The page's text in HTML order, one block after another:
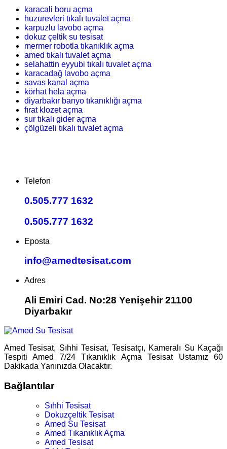
karacali boru açma
huzurevleri tıkalı tuvalet açma
karpuzlu lavobo açma
dokuz çeltik su tesisat
mermer robotla tıkanıklık açma
amed tıkalı tuvalet açma
selahattin eyyubi tıkalı tuvalet açma
karacadağ lavobo açma
savas kanal açma
körhat hela açma
diyarbakır banyo tıkanıklığı açma
fırat klozet açma
sur tıkalı gider açma
çölgüzeli tıkalı tuvalet açma
Telefon
0.505.777 1632
0.505.777 1632
Eposta
info@amedtesisat.com
Adres
Ali Emiri Cad. No:28 Yenişehir 21100
Diyarbakır
Amed Tesisat, Sıhhi Tesisat, Tesisatçı, Kameralı Su Kaçağı
Tespiti Amed 7/24 Tıkanıklık Açma Tesisat Ustamız 60
Dakikada Yanınızda Olacaktır.
Bağlantılar
Sıhhi Tesisat
Dokuzçeltik Tesisat
Amed Su Tesisat
Amed Tıkanıklık Açma
Amed Tesisat